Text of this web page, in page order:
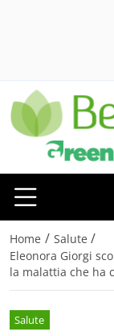
Home / Salute /
Eleonora Giorgi
la malattia che ha
Salute